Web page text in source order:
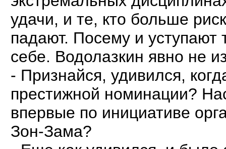
удачи, и те, кто больше
падают. Посему и уступают
себе. Водолазкин явно не
- Признайся, удивился,
престижной номинации?
впервые по инициативе
Зон-Зама?